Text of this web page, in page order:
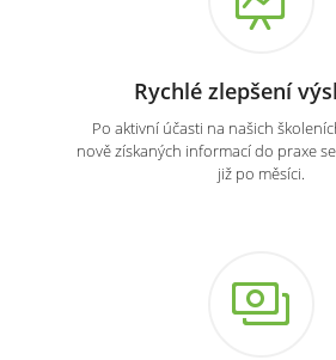
Rychlé zlepšení
Po aktivní účasti na našich
nově získaných informací do praxe
již po měsíci.